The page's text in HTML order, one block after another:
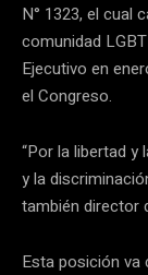
N° 1323, el cual
comunidad
Ejecutivo en
el Congreso.
“Por la libertad y
y la
también director
Esta posición